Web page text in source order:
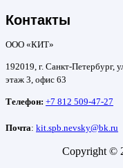
Контакты
ООО «КИТ»
192019, г. Санкт-Петербург,
этаж 3, офис 63
Телефон: +7 812 509-47-27
Почта: kit.spb.nevsky@bk.ru
Copyright ©